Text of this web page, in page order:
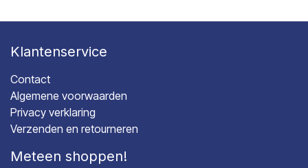
Klantenservice
Contact
Algemene voorwaarden
Privacy verklaring
Verzenden en retourneren
Meteen shoppen!